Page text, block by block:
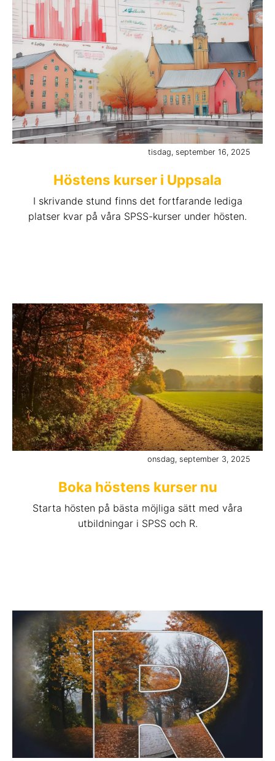
tisdag, september 16, 2025
Höstens kurser i Uppsala
I skrivande stund finns det fortfarande lediga
platser kvar på våra SPSS-kurser under hösten.
onsdag, september 3, 2025
Boka höstens kurser nu
Starta hösten på bästa möjliga sätt med våra
utbildningar i SPSS och R.